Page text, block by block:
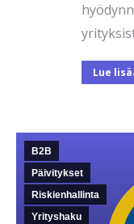
Lue
B2B
Päivitykset
Riskienhallinta
Yrityshaku